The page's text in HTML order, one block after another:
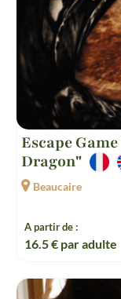
Escape
Dragon"
Beaucaire
A partir de :
16.5€ par adulte